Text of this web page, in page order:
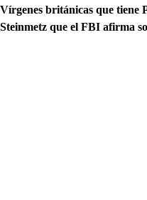
Vírgenes británicas que tiene
Steinmetz que el FBI afirma